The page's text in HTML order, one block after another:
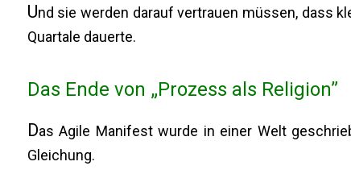
Und sie werden darauf vertrauen müssen, dass
Quartale dauerte.
Das Ende von „Prozess als Religion”
Das Agile Manifest wurde in einer Welt
Gleichung.